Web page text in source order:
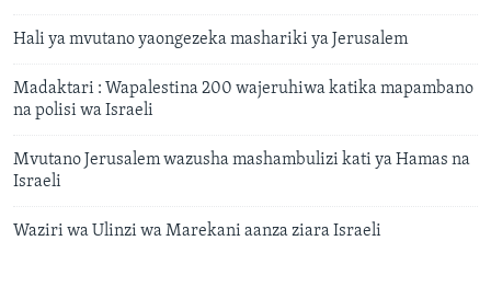
Hali ya mvutano yaongezeka mashariki ya Jerusalem
Madaktari : Wapalestina 200 wajeruhiwa katika mapambano
na polisi wa Israeli
Mvutano Jerusalem wazusha mashambulizi kati ya Hamas na
Israeli
Waziri wa Ulinzi wa Marekani aanza ziara Israeli